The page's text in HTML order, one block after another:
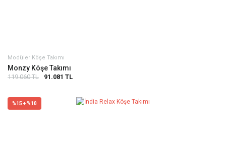
Modüler Köşe Takımı
Monzy Köşe Takımı
119.060 TL 91.081 TL
%15 + %10